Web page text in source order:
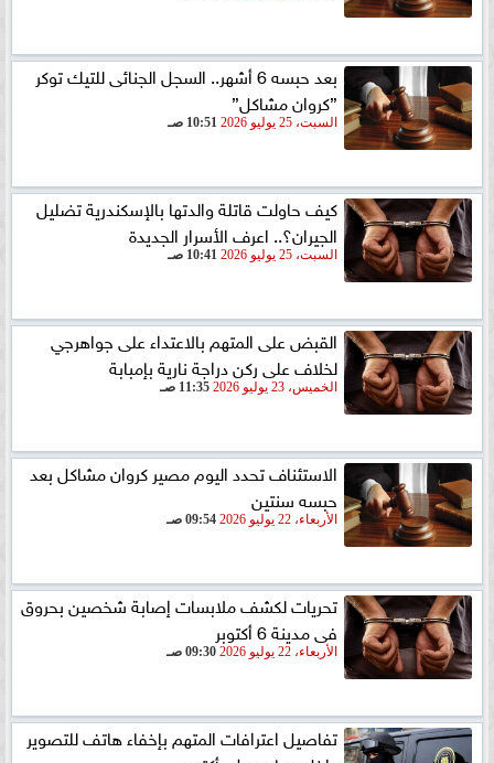
بعد حبسه 6 أشهر.. السجل الجنائى للتيك توكر
”كروان مشاكل”
السبت، 25 يوليو 2026 10:51 صـ
كيف حاولت قاتلة والدتها بالإسكندرية تضليل
الجيران؟.. اعرف الأسرار الجديدة
السبت، 25 يوليو 2026 10:41 صـ
القبض على المتهم بالاعتداء على جواهرجي
لخلاف على ركن دراجة نارية بإمبابة
الخميس، 23 يوليو 2026 11:35 صـ
الاستئناف تحدد اليوم مصير كروان مشاكل بعد
حبسه سنتين
الأربعاء، 22 يوليو 2026 09:54 صـ
تحريات لكشف ملابسات إصابة شخصين بحروق
فى مدينة 6 أكتوبر
الأربعاء، 22 يوليو 2026 09:30 صـ
تفاصيل اعترافات المتهم بإخفاء هاتف للتصوير